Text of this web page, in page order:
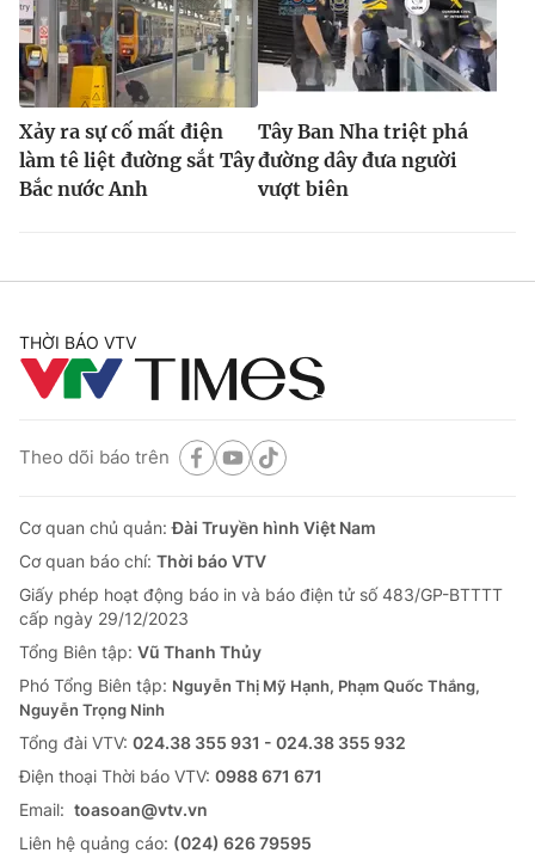
Xảy ra sự cố mất điện
làm tê liệt đường sắt Tây
Bắc nước Anh
Tây Ban Nha triệt phá
đường dây đưa người
vượt biên
THỜI BÁO VTV
Theo dõi báo trên
Cơ quan chủ quản:Đài Truyền hình Việt Nam
Cơ quan báo chí: Thời báo VTV
Giấy phép hoạt động báo in và báo điện tử số 483/GP-BTTTT
cấp ngày 29/12/2023
Tổng Biên tập: Vũ Thanh Thủy
Phó Tổng Biên tập: Nguyễn Thị Mỹ Hạnh, Phạm Quốc Thắng,
Nguyễn Trọng Ninh
Tổng đài VTV: 024.38 355 931 - 024.38 355 932
Ðiện thoại Thời báo VTV: 0988 671 671
Email: toasoan@vtv.vn
Liên hệ quảng cáo: (024) 626 79595